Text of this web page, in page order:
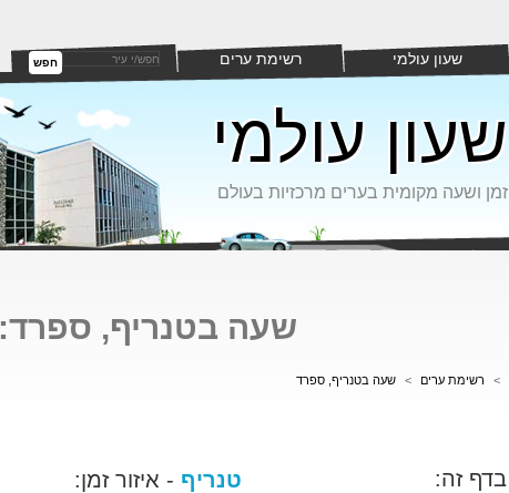
שעון עולמי רשימת ערים חפש
שעון עולמי
זמן ושעה מקומית בערים מרכזיות בעולם
שעה בטנריף, ספרד:
> רשימת ערים > שעה בטנריף, ספרד
בדף זה: טנריף - איזור זמן: